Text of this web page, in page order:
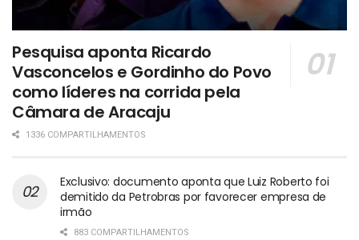
Pesquisa aponta Ricardo
Vasconcelos e Gordinho do Povo
como líderes na corrida pela
Câmara de Aracaju
1336 COMPARTILHAMENTOS
Exclusivo: documento aponta que Luiz Roberto foi
demitido da Petrobras por favorecer empresa de
irmão
883 COMPARTILHAMENTOS